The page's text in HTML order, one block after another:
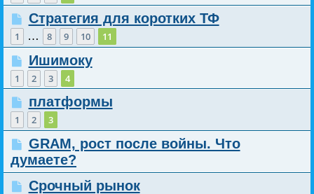
Стратегия для коротких ТФ
1 … 8 9 10 11
Ишимоку
1 2 3 4
платформы
1 2 3
GRAM, рост после войны. Что
думаете?
Срочный рынок